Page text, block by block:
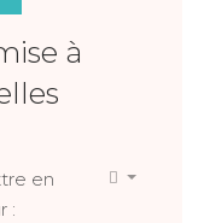
à
en
: